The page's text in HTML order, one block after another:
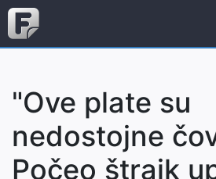
"Ove plate su
nedostojne
Počeo štrajk